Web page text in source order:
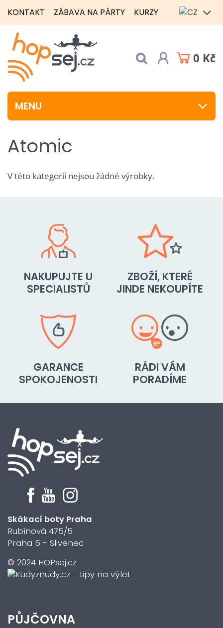
KONTAKT ZÁBAVA NA PÁRTY KURZY
0 Kč
MENU
Atomic
V této kategorii nejsou žádné výrobky.
NAKUPUJTE U
SPECIALISTŮ
ZBOŽÍ, KTERÉ
JINDE NEKOUPÍTE
GARANCE
SPOKOJENOSTI
RÁDI VÁM
PORADÍME
Skákací boty Praha
Rubínová 475/5
Praha 5 - Slivenec
© 2024 HOPsej.cz
PŮJČOVNA